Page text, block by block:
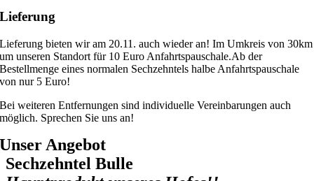
Lieferung
Lieferung bieten wir am 20.11. auch wieder an! Im Umkreis von 30km
um unseren Standort für 10 Euro Anfahrtspauschale.Ab der
Bestellmenge eines normalen Sechzehntels halbe Anfahrtspauschale
von nur 5 Euro!
Bei weiteren Entfernungen sind individuelle Vereinbarungen auch
möglich. Sprechen Sie uns an!
Unser Angebot
Sechzehntel Bulle